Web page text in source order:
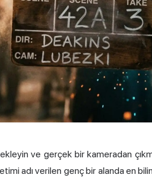
ve gerçek bir kameradan
adı verilen genç bir alanda en